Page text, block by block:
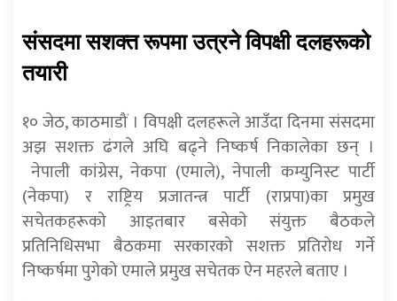
संसदमा सशक्त रूपमा उत्रने विपक्षी दलहरूको
तयारी
१० जेठ, काठमाडौं । विपक्षी दलहरूले आउँदा दिनमा संसदमा
अझ सशक्त ढंगले अघि बढ्ने निष्कर्ष निकालेका छन् ।
नेपाली कांग्रेस, नेकपा (एमाले), नेपाली कम्युनिस्ट पार्टी
(नेकपा) र राष्ट्रिय प्रजातन्त्र पार्टी (राप्रपा)का प्रमुख
सचेतकहरूको आइतबार बसेकाे संयुक्त बैठकले
प्रतिनिधिसभा बैठकमा सरकारको सशक्त प्रतिरोध गर्ने
निष्कर्षमा पुगेको एमाले प्रमुख सचेतक ऐन महरले बताए ।